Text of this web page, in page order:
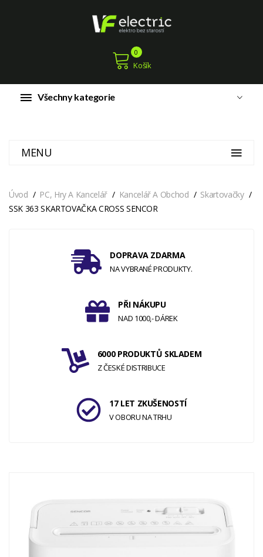
Košík
0
Všechny kategorie
MENU
Úvod PC, Hry A Kancelář Kancelář A Obchod
Skartovačky
SSK 363 SKARTOVAČKA CROSS SENCOR
DOPRAVA ZDARMA
NA VYBRANÉ PRODUKTY.
PŘI NÁKUPU
NAD 1000,- DÁREK
6000 PRODUKTŮ SKLADEM
Z ČESKÉ DISTRIBUCE
17 LET ZKUŠENOSTÍ
V OBORU NA TRHU